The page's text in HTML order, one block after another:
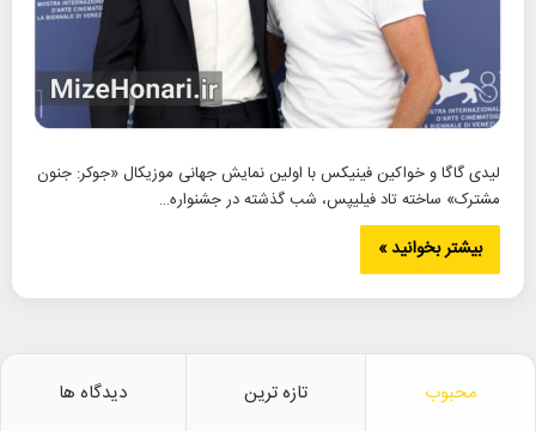
لیدی گاگا و خواکین فینیکس با اولین نمایش جهانی موزیکال «جوکر: جنون
مشترک» ساخته تاد فیلیپس، شب گذشته در جشنواره…
بیشتر بخوانید »
محبوب تازه ترین دیدگاه ها